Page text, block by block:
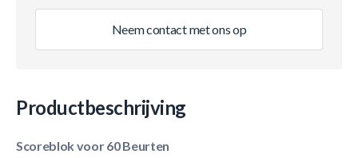
Neem contact met ons op
Productbeschrijving
Scoreblok voor 60 Beurten